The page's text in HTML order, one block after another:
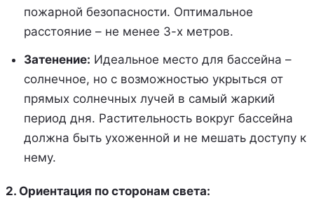
пожарной безопасности. Оптимальное
расстояние – не менее 3-х метров.
Затенение: Идеальное место для бассейна –
солнечное, но с возможностью укрыться от
прямых солнечных лучей в самый жаркий
период дня. Растительность вокруг бассейна
должна быть ухоженной и не мешать доступу к
нему.
2. Ориентация по сторонам света: